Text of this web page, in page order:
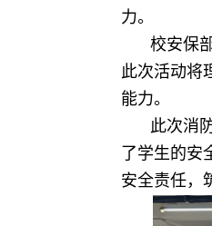
力。
校安保
此次活动将
能力。
此次消
了学生的
安全责任，